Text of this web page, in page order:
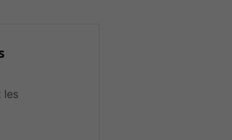
les